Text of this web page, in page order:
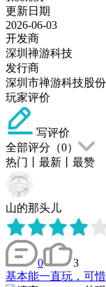
更新日期
2026-06-03
开发商
深圳禅游科技
发行商
深圳市禅游科技股
玩家评价
写评价
全部评分（0）
热门
最新 最赞
山的那头儿
0
3
基本能一直玩，可